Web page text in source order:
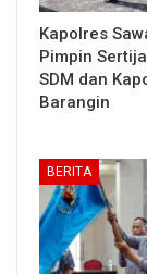
Kapolres
Pimpin
SDM dan
Barangin
BERITA